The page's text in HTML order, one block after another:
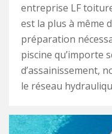
entreprise LF
est la plus à même
préparation
piscine qu’importe
d’assainissement,
le réseau